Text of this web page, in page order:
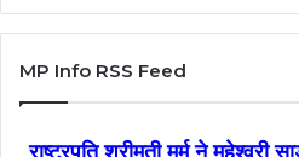
MP Info RSS Feed